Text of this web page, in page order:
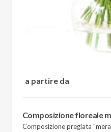
a partire da
Composizione floreale
Composizione pregiata